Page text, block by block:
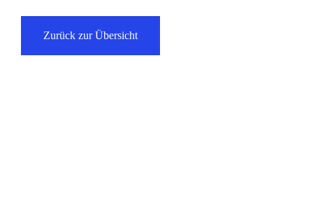
Zurück zur Übersicht